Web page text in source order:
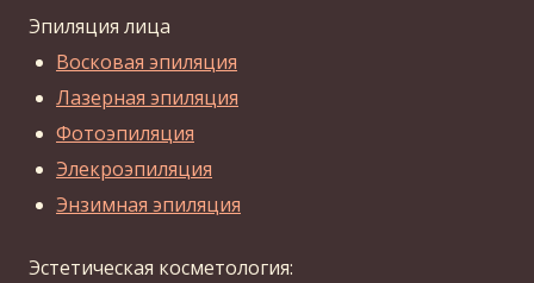
Эпиляция лица
Восковая эпиляция
Лазерная эпиляция
Фотоэпиляция
Элекроэпиляция
Энзимная эпиляция
Эстетическая косметология: